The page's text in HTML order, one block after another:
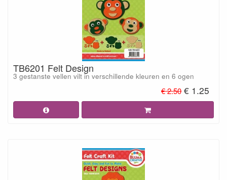
TB6201 Felt Design
3 gestanste vellen vilt in verschillende kleuren en 6 ogen
€ 2.50 € 1.25